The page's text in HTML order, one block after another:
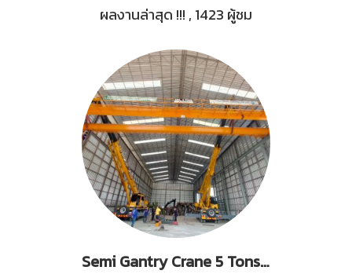
ผลงานล่าสุด !!! , 1423 ผู้ชม
Semi Gantry Crane 5 Tons Span